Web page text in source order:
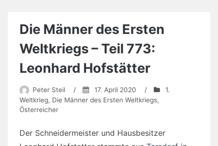
Die Männer des Ersten
Weltkriegs – Teil 773:
Leonhard Hofstätter
Peter Steil / 17. April 2020 /
1.
Weltkrieg, Die Männer des Ersten Weltkriegs,
Österreicher
Der Schneidermeister und Hausbesitzer